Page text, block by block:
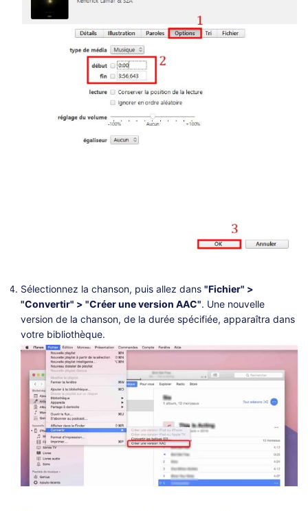
Sélectionnez la chanson, puis allez dans "Fichier" >
"Convertir" > "Créer une version AAC". Une nouvelle
version de la chanson, de la durée spécifiée, apparaîtra dans
votre bibliothèque.